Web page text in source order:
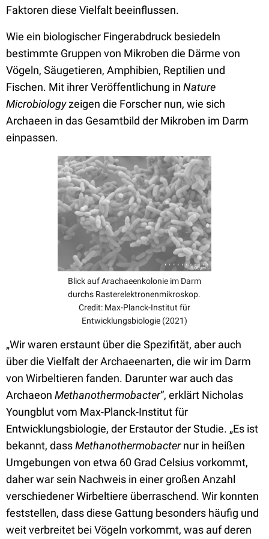
Faktoren diese Vielfalt beeinflussen.
Wie ein biologischer Fingerabdruck besiedeln
bestimmte Gruppen von Mikroben die Därme von
Vögeln, Säugetieren, Amphibien, Reptilien und
Fischen. Mit ihrer Veröffentlichung in Nature
Microbiologyzeigen die Forscher nun, wie sich
Archaeen in das Gesamtbild der Mikroben im Darm
einpassen.
Blick auf Arachaeenkolonie im Darm
durchs Rasterelektronenmikroskop.
Credit: Max-Planck-Institut für
Entwicklungsbiologie (2021)
„Wir waren erstaunt über die Spezifität, aber auch
über die Vielfalt der Archaeenarten, die wir im Darm
von Wirbeltieren fanden. Darunter war auch das
Archaeon Methanothermobacter“, erklärt Nicholas
Youngblut vom Max-Planck-Institut für
Entwicklungsbiologie, der Erstautor der Studie. „Es ist
bekannt, dassMethanothermobacternur in heißen
Umgebungen von etwa 60 Grad Celsius vorkommt,
daher war sein Nachweis in einer großen Anzahl
verschiedener Wirbeltiere überraschend. Wir konnten
feststellen, dass diese Gattung besonders häufig und
weit verbreitet bei Vögeln vorkommt, was auf deren